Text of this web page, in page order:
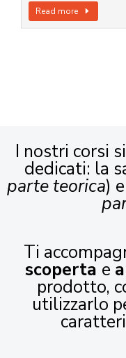
Read more
I nostri corsi
dedicati: la
parte teorica)
Ti
scoperta e
prodotto,
utilizzarlo